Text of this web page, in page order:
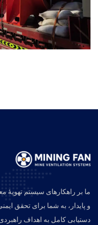
ما بر راهکارهای سیستم تهویهٔ
و پایدار، به شما برای تحقق
دستیابی کامل به اهداف